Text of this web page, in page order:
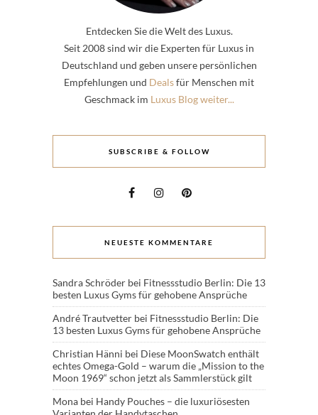
Entdecken Sie die Welt des Luxus.
Seit 2008 sind wir die Experten für Luxus in
Deutschland und geben unsere persönlichen
Empfehlungen und Dealsfür Menschen mit
Geschmack im Luxus Blog weiter...
SUBSCRIBE & FOLLOW
NEUESTE KOMMENTARE
Sandra Schröder bei Fitnessstudio Berlin: Die 13
besten Luxus Gyms für gehobene Ansprüche
André Trautvetter bei Fitnessstudio Berlin: Die
13 besten Luxus Gyms für gehobene Ansprüche
Christian Hänni bei Diese MoonSwatch enthält
echtes Omega-Gold – warum die „Mission to the
Moon 1969“ schon jetzt als Sammlerstück gilt
Mona bei Handy Pouches – die luxuriösesten